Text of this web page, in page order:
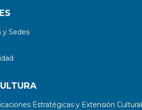
Sedes
Estratégicas y Extensión Cultural